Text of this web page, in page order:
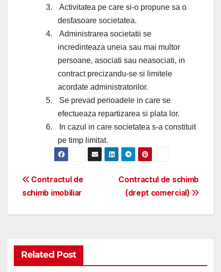
3.
Activitatea pe care si-o propune sa o
desfasoare societatea.
4.
Administrarea societatii se
incredinteaza uneia sau mai multor
persoane, asociati sau neasociati, in
contract precizandu-se si limitele
acordate administratorilor.
5.
Se prevad perioadele in care se
efectueaza repartizarea si plata lor.
6.
In cazul in care societatea s-a constituit
pe timp limitat.
Post
Contractul de schimb
(drept comercial)
Contractul de
schimb imobiliar
Related Post